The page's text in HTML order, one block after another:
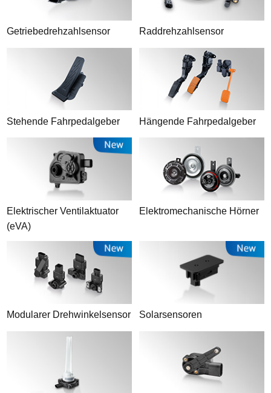
Getriebedrehzahlsensor Raddrehzahlsensor
Stehende Fahrpedalgeber Hängende Fahrpedalgeber
Elektrischer Ventilaktuator
(eVA)
Elektromechanische Hörner
Modularer Drehwinkelsensor Solarsensoren